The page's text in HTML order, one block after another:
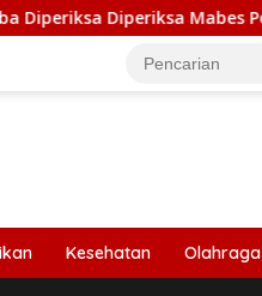
Mabes Polri, Kasus Apa?
Kesehatan Olahraga